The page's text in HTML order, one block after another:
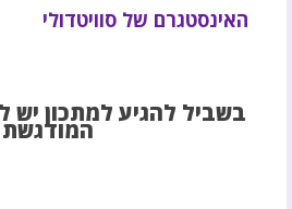
האינסטגרם של סוויטדולי
בשביל להגיע למתכון יש
המודגשת